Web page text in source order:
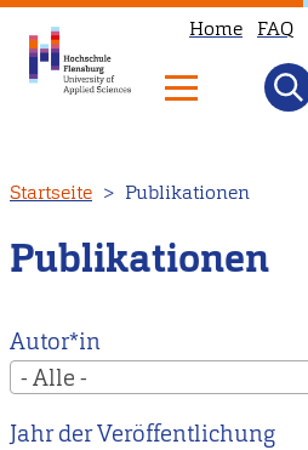
zum
Inhalt
Home FAQ
Startseite Publikationen
Publikationen
Autor*in
- Alle -
Jahr der Veröffentlichung